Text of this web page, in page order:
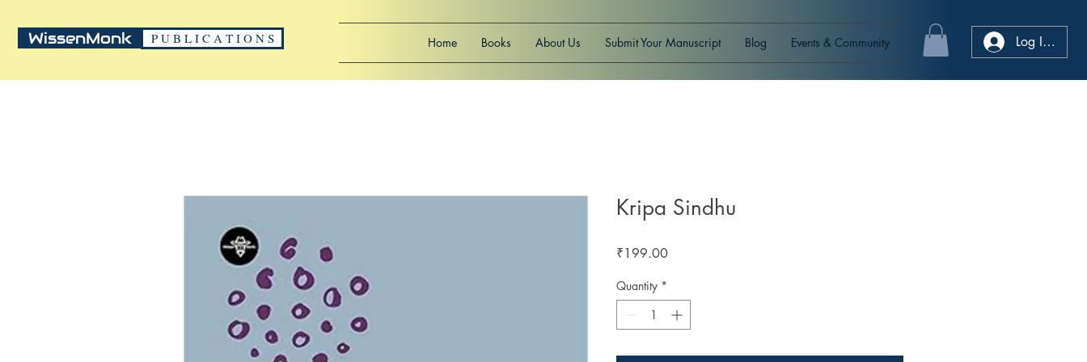
P U B L I C A T I O N S
WissenMonk Home Books About Us Submit Your Manuscript Blog Events & Community Log In/Sign-
Kripa Sindhu
₹199.00Price
Quantity *